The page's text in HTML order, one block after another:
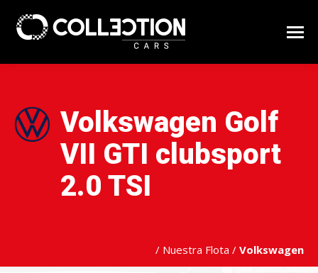
Volkswagen Golf
VII GTI clubsport
2.0 TSI
/ Nuestra Flota / Volkswagen